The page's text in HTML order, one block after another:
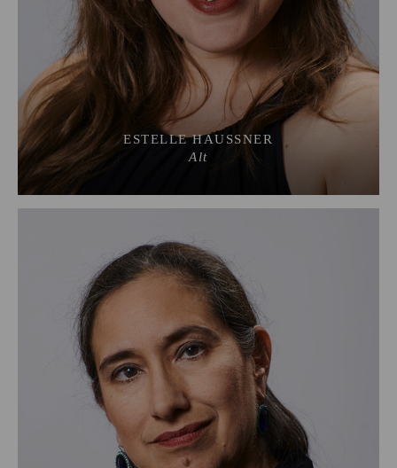
ESTELLE HAUSSNER
Alt